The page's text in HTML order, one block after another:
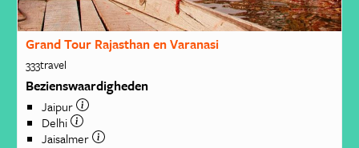
Grand Tour Rajasthan en Varanasi
333travel
Bezienswaardigheden
Jaipur
Delhi
Jaisalmer